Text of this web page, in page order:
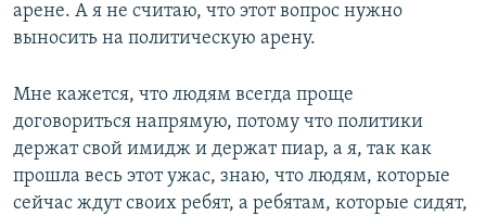
арене. А я не считаю, что этот вопрос нужно
выносить на политическую арену.
Мне кажется, что людям всегда проще
договориться напрямую, потому что политики
держат свой имидж и держат пиар, а я, так как
прошла весь этот ужас, знаю, что людям, которые
сейчас ждут своих ребят, а ребятам, которые сидят,